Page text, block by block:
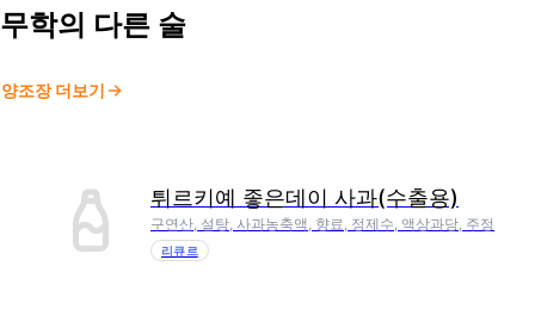
무학의 다른 술
양조장 더보기
튀르키예 좋은데이 사과(수출용)
구연산, 설탕, 사과농축액, 향료, 정제수, 액상과당, 주정
리큐르